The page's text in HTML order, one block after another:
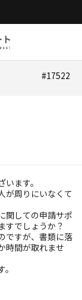
#17522
ます。
が周りにいなくて
関しての申請サポ
すでしょうか？
ですが、書類に落
時間が取れませ